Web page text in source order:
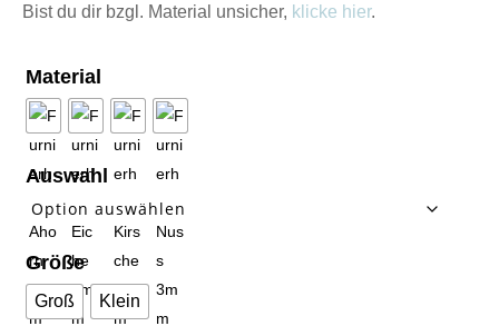
Bist du dir bzgl. Material unsicher, klicke hier.
Material
Auswahl
Größe
Groß Klein